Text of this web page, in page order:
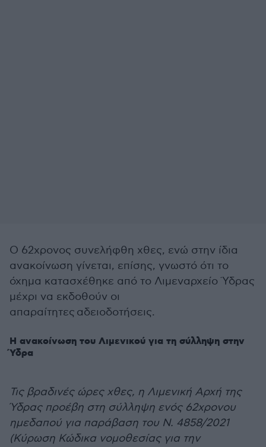
Ο 62χρονος συνελήφθη χθες, ενώ στην ίδια
ανακοίνωση γίνεται, επίσης, γνωστό ότι το
όχημα κατασχέθηκε από το Λιμεναρχείο Ύδρας
μέχρι να εκδοθούν οι
απαραίτητες αδειοδοτήσεις.
Η ανακοίνωση του Λιμενικού για τη σύλληψη στην
Ύδρα
Τις βραδινές ώρες χθες, η Λιμενική Αρχή της
Ύδρας προέβη στη σύλληψη ενός 62χρονου
ημεδαπού για παράβαση του Ν. 4858/2021
(Κύρωση Κώδικα νομοθεσίας για την